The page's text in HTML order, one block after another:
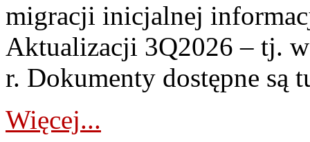
migracji inicjalnej
Aktualizacji 3Q2026 – tj.
r. Dokumenty dostępne są
Więcej...